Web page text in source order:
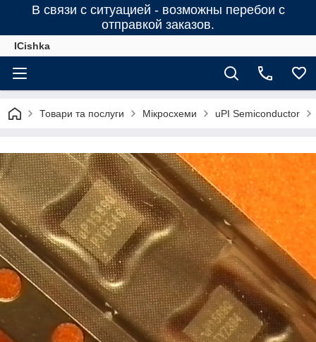
В связи с ситуацией - возможны перебои с
отправкой заказов.
ICishka
Товари та послуги Мікросхеми uPI Semiconductor